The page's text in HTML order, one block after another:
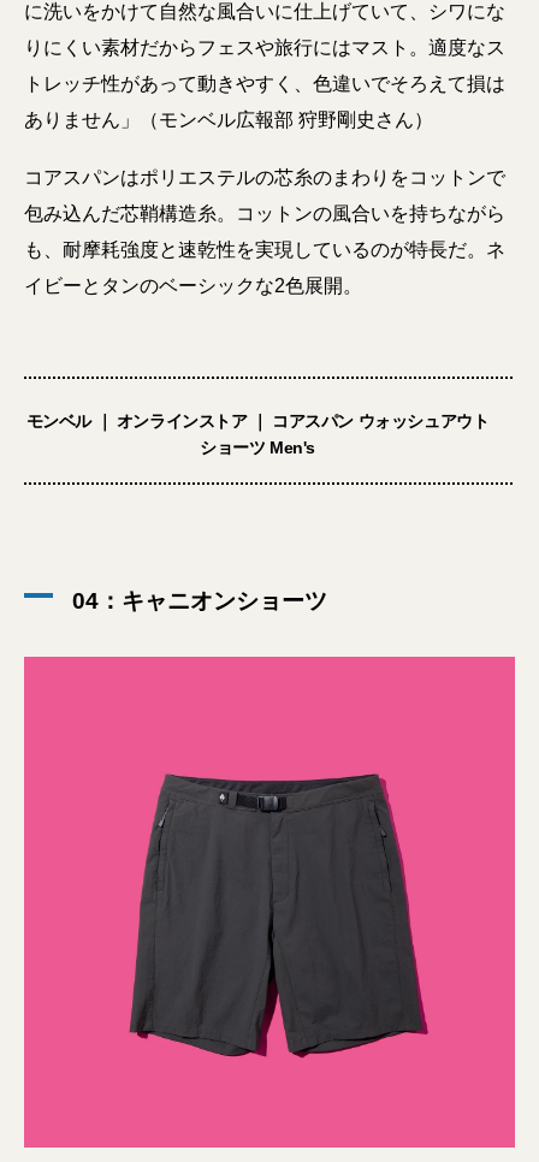
に洗いをかけて自然な風合いに仕上げていて、シワにな
りにくい素材だからフェスや旅行にはマスト。適度なス
トレッチ性があって動きやすく、色違いでそろえて損は
ありません」（モンベル広報部 狩野剛史さん）
コアスパンはポリエステルの芯糸のまわりをコットンで
包み込んだ芯鞘構造糸。コットンの風合いを持ちながら
も、耐摩耗強度と速乾性を実現しているのが特長だ。ネ
イビーとタンのベーシックな2色展開。
モンベル ｜ オンラインストア ｜ コアスパン ウォッシュアウト
ショーツ Men's
04：キャニオンショーツ